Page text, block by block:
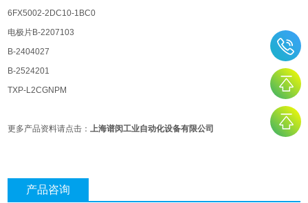
6FX5002-2DC10-1BC0
电极片B-2207103
B-2404027
B-2524201
TXP-L2CGNPM
更多产品资料请点击：上海谱闵工业自动化设备有限公司
产品咨询